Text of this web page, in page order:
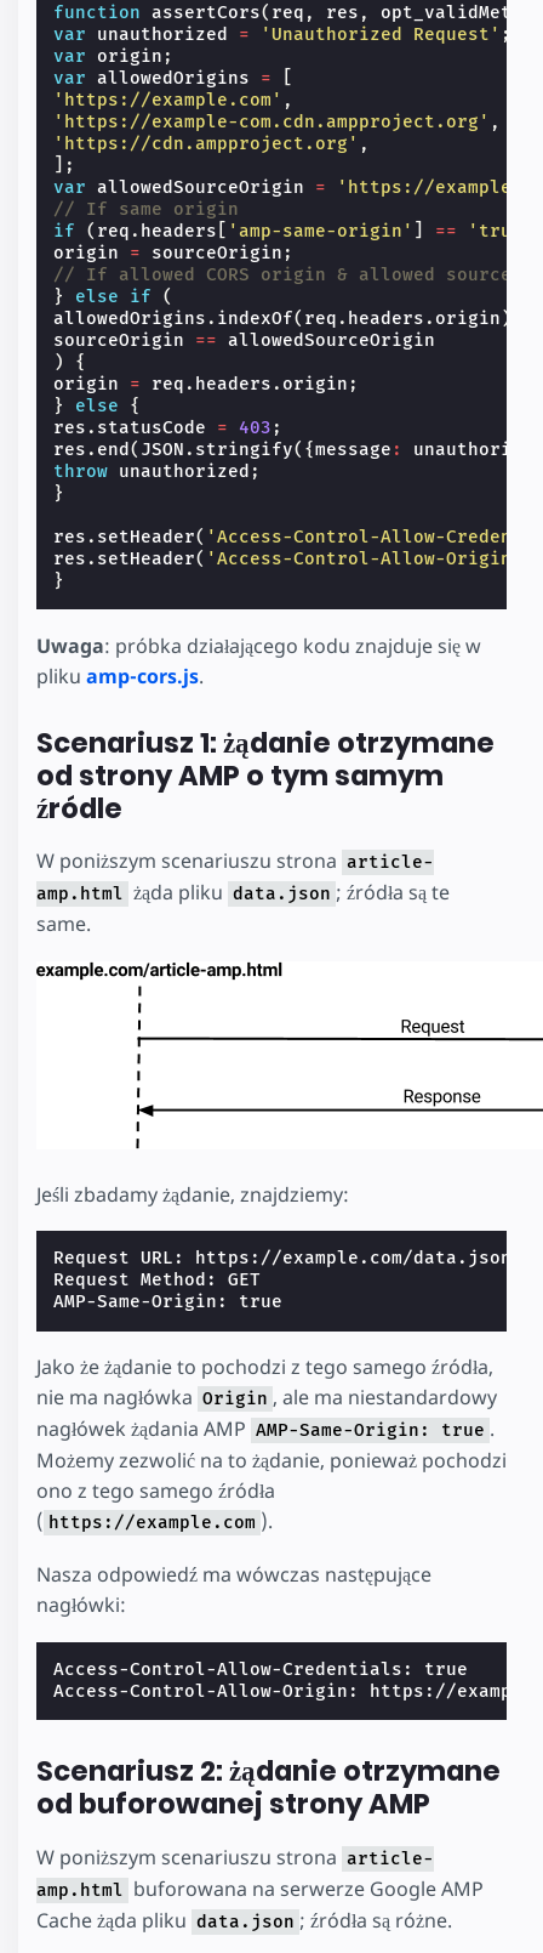
function assertCors( req , res ,
var
unauthorized = 'Unauthorized Request' ;
var
origin ;
var
allowedOrigins =
'https://example.com' ,
'https://example-com.cdn.ampproject.org' ,
'https://cdn.ampproject.org' ,
];
var
allowedSourceOrigin =
'https://
// If same origin
if
( req . headers 'amp-same-origin' == 'true'
origin
= sourceOrigin ;
// If allowed CORS origin & allowed source
}
else if
(
allowedOrigins . indexOf( req . headers . origin )
sourceOrigin
==
allowedSourceOrigin
)
{
origin
= req . headers . origin ;
}
else
{
res . statusCode = 403 ;
res . end ( JSON . stringify({message :
throw unauthorized ;
}
res . setHeader( 'Access-Control-Allow-
res . setHeader( 'Access-Control-Allow-Origin'
}
Uwaga: próbka działającego kodu znajduje się w
pliku amp-cors.js.
Scenariusz 1: żądanie otrzymane
od strony AMP o tym samym
źródle
W poniższym scenariuszu strona article-
amp.html żąda pliku data.json ; źródła są te
same.
Jeśli zbadamy żądanie, znajdziemy:
Request URL: https://example.com/data.json
Request Method: GET
Jako że żądanie to pochodzi z tego samego źródła,
nie ma nagłówka Origin , ale ma niestandardowy
nagłówek żądania AMP AMP-Same-Origin: true .
Możemy zezwolić na to żądanie, ponieważ pochodzi
ono z tego samego źródła
( https://example.com ).
Nasza odpowiedź ma wówczas następujące
nagłówki:
Access-Control-Allow-Credentials: true
Scenariusz 2: żądanie otrzymane
od buforowanej strony AMP
W poniższym scenariuszu strona article-
amp.html buforowana na serwerze Google AMP
Cache żąda pliku data.json ; źródła są różne.